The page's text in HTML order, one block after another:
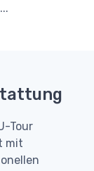
Tour
mit